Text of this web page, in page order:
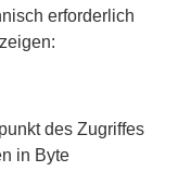
erforderlich
des Zugriffes
in Byte